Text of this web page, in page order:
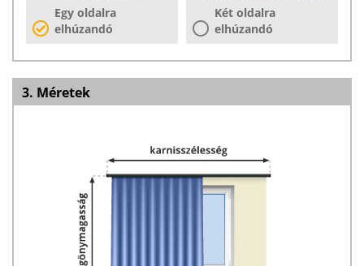
Egy oldalra
elhúzandó
Két oldalra
elhúzandó
3. Méretek